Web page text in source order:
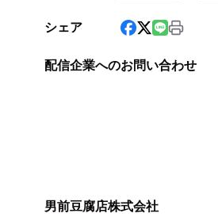
シェア
配信企業へのお問い合わせ
男前豆腐店株式会社